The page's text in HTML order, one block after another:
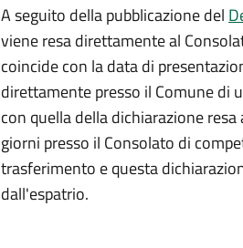
A seguito della pubblicazione del
viene resa direttamente al
coincide con la data di
direttamente presso il Comune di
con quella della dichiarazione
giorni presso il Consolato di
trasferimento e questa
dall'espatrio.